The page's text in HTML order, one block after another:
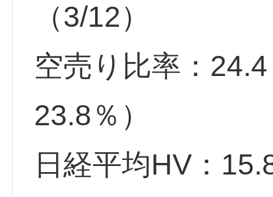
（3/12）
空売り比率：
23.8％）
日経平均HV：